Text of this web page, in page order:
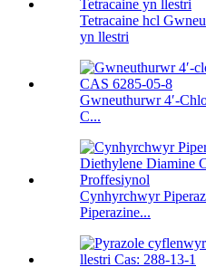
Tetracaine hcl
yn llestri
Gwneuthurwr 4′-
C...
Cynhyrchwyr
Piperazine...